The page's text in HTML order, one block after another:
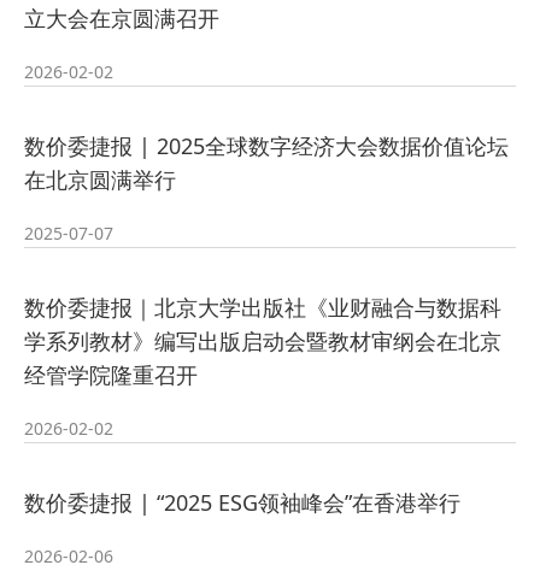
立大会在京圆满召开
2026-02-02
数价委捷报 | 2025全球数字经济大会数据价值论坛
在北京圆满举行
2025-07-07
数价委捷报｜北京大学出版社《业财融合与数据科
学系列教材》编写出版启动会暨教材审纲会在北京
经管学院隆重召开
2026-02-02
数价委捷报 | “2025 ESG领袖峰会”在香港举行
2026-02-06